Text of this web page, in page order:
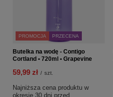
PROMOCJA PRZECENA
Butelka na wodę - Contigo
Cortland • 720ml • Grapevine
59,99 zł / szt.
Najniższa cena produktu w
okresie 30 dni przed